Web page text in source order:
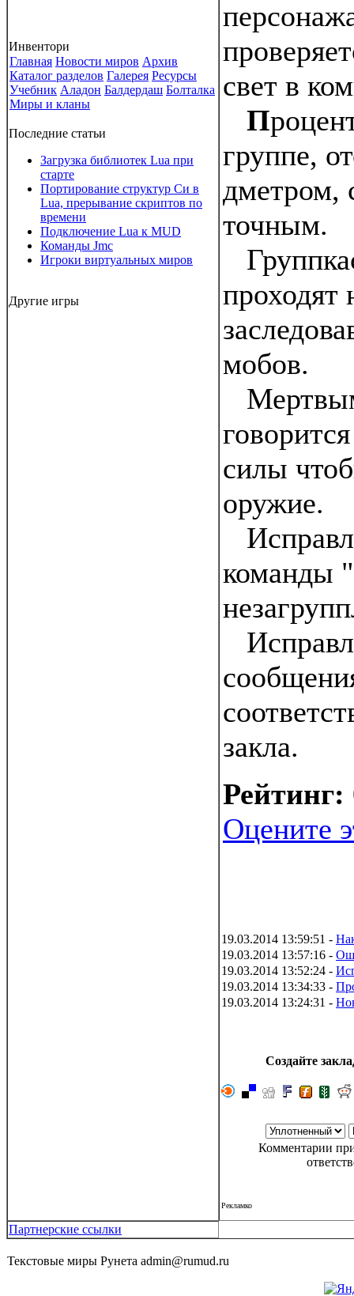
Инвентори
Главная Новости миров Архив
Каталог разделов Галерея Ресурсы
Учебник Аладон Балдердаш Болталка
Миры и кланы
Последние статьи
Загрузка библиотек Lua при
старте
Портирование структур Си в
Lua, прерывание скриптов по
времени
Подключение Lua к MUD
Команды Jmc
Игроки виртуальных миров
Другие игры
свет в
П
группе,
дметром,
точным.
проходят
мобов.
силы
оружие.
команды
закла.
Рейтинг:
Оцените
19.03.2014 13:59:51 -
19.03.2014 13:57:16 -
19.03.2014 13:52:24 -
19.03.2014 13:34:33 -
19.03.2014 13:24:31 -
Создайте
Комментарии
Рекламко
Партнерские ссылки
Текстовые миры Рунета admin@rumud.ru